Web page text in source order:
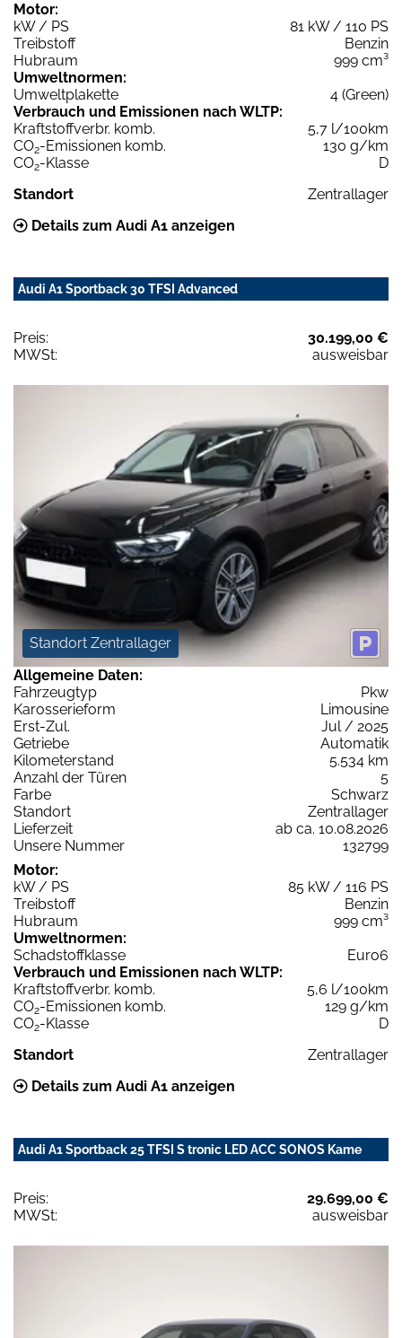
Motor:
kW / PS
81 kW / 110 PS
Treibstoff
Benzin
Hubraum
999 cm³
Umweltnormen:
Umweltplakette
4 (Green)
Verbrauch und Emissionen nach WLTP:
Kraftstoffverbr. komb.
5,7 l/100km
CO2-Emissionen komb.
130 g/km
CO2-Klasse
D
Standort
Zentrallager
Details zum Audi A1 anzeigen
Audi A1 Sportback 30 TFSI Advanced
Preis:
30.199,00 €
MWSt:
ausweisbar
Standort Zentrallager
Allgemeine Daten:
Fahrzeugtyp
Pkw
Karosserieform
Limousine
Erst-Zul.
Jul / 2025
Getriebe
Automatik
Kilometerstand
5.534 km
Anzahl der Türen
5
Farbe
Schwarz
Standort
Zentrallager
Lieferzeit
ab ca. 10.08.2026
Unsere Nummer
132799
Motor:
kW / PS
85 kW / 116 PS
Treibstoff
Benzin
Hubraum
999 cm³
Umweltnormen:
Schadstoffklasse
Euro6
Verbrauch und Emissionen nach WLTP:
Kraftstoffverbr. komb.
5,6 l/100km
CO2-Emissionen komb.
129 g/km
CO2-Klasse
D
Standort
Zentrallager
Details zum Audi A1 anzeigen
Audi A1 Sportback 25 TFSI S tronic LED ACC SONOS Kame
Preis:
29.699,00 €
MWSt:
ausweisbar